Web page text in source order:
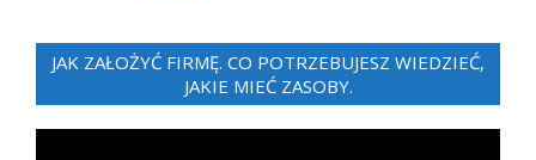
JAK ZAŁOŻYĆ FIRMĘ. CO POTRZEBUJESZ WIEDZIEĆ,
JAKIE MIEĆ ZASOBY.